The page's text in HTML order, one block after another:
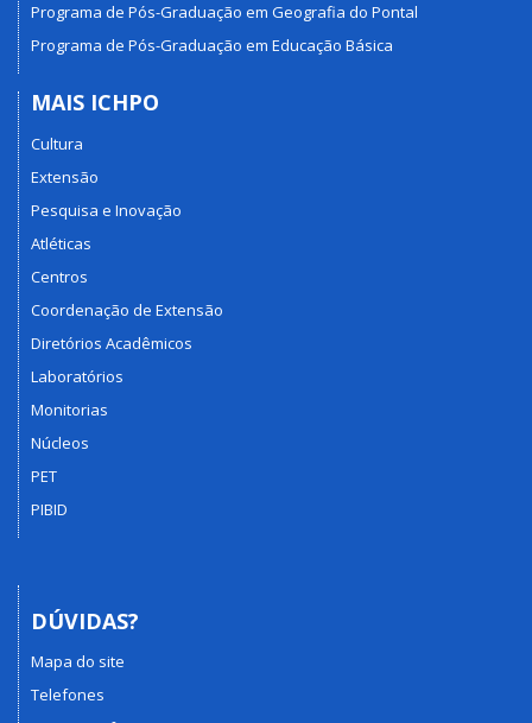
Programa de Pós-Graduação em Geografia do Pontal
Programa de Pós-Graduação em Educação Básica
MAIS ICHPO
Cultura
Extensão
Pesquisa e Inovação
Atléticas
Centros
Coordenação de Extensão
Diretórios Acadêmicos
Laboratórios
Monitorias
Núcleos
PET
PIBID
DÚVIDAS?
Mapa do site
Telefones